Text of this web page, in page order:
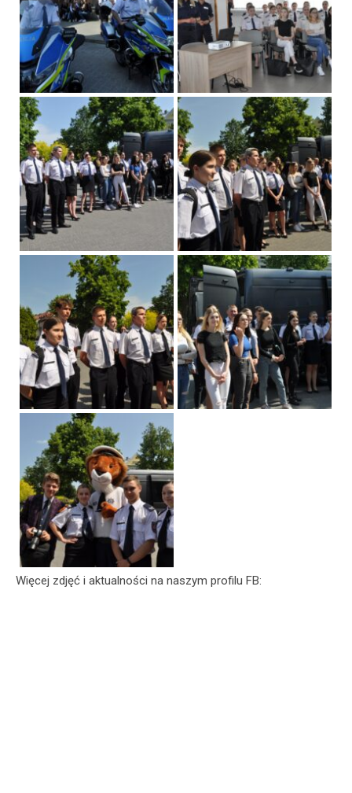
Więcej zdjęć i aktualności na naszym profilu FB: